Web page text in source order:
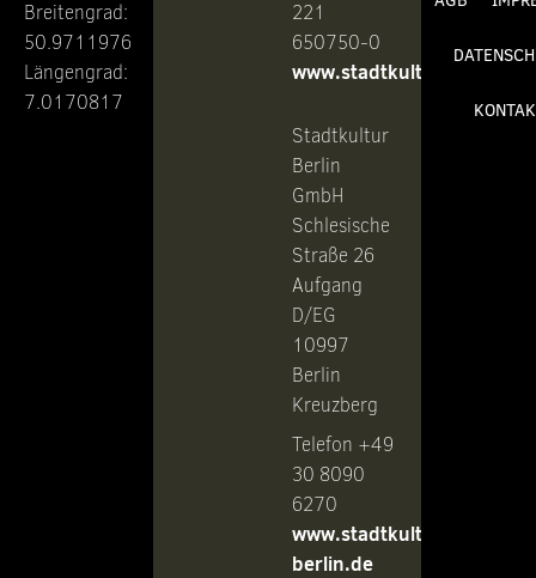
Breitengrad:
50.9711976
Längengrad:
7.0170817
221
650750-0
www.stadtkultur.de
Stadtkultur
Berlin
GmbH
Schlesische
Straße 26
Aufgang
D/EG
10997
Berlin
Kreuzberg
Telefon +49
30 8090
6270
www.stadtkultur-
berlin.de